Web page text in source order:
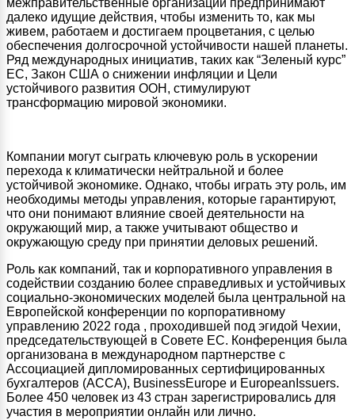
межправительственные организации предпринимают
далеко идущие действия, чтобы изменить то, как мы
живем, работаем и достигаем процветания, с целью
обеспечения долгосрочной устойчивости нашей планеты.
Ряд международных инициатив, таких как “Зеленый курс”
ЕС, Закон США о снижении инфляции и Цели
устойчивого развития ООН, стимулируют
трансформацию мировой экономики.
Компании могут сыграть ключевую роль в ускорении
перехода к климатически нейтральной и более
устойчивой экономике. Однако, чтобы играть эту роль, им
необходимы методы управления, которые гарантируют,
что они понимают влияние своей деятельности на
окружающий мир, а также учитывают общество и
окружающую среду при принятии деловых решений.
Роль как компаний, так и корпоративного управления в
содействии созданию более справедливых и устойчивых
социально-экономических моделей была центральной на
Европейской конференции по корпоративному
управлению 2022 года , проходившей под эгидой Чехии,
председательствующей в Совете ЕС. Конференция была
организована в международном партнерстве с
Ассоциацией дипломированных сертифицированных
бухгалтеров (ACCA), BusinessEurope и EuropeanIssuers.
Более 450 человек из 43 стран зарегистрировались для
участия в мероприятии онлайн или лично.